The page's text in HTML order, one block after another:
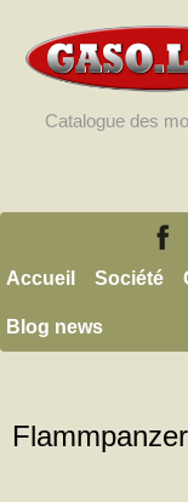
Catalogue des
Accueil Société
Blog news